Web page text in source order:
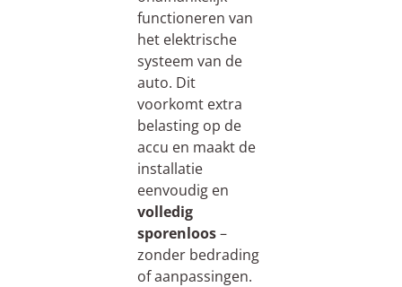
functioneren van
het elektrische
systeem van de
auto. Dit
voorkomt extra
belasting op de
accu en maakt de
installatie
eenvoudig en
volledig
sporenloos–
zonder bedrading
of aanpassingen.